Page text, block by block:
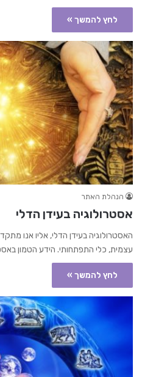
לחץ להמשך »
הנהלת האתר
אסטרולוגיה בעידן הדלי
האסטרולוגיה בעידן הדלי, אליו אנו
עצמית, כלי התפתחותי. הידע הטמון
לחץ להמשך »